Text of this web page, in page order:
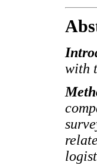
with